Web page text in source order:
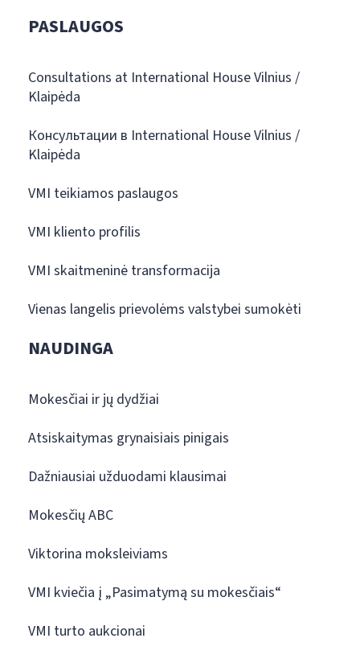
PASLAUGOS
Consultations at International House Vilnius /
Klaipėda
Консультации в International House Vilnius /
Klaipėda
VMI teikiamos paslaugos
VMI kliento profilis
VMI skaitmeninė transformacija
Vienas langelis prievolėms valstybei sumokėti
NAUDINGA
Mokesčiai ir jų dydžiai
Atsiskaitymas grynaisiais pinigais
Dažniausiai užduodami klausimai
Mokesčių ABC
Viktorina moksleiviams
VMI kviečia į „Pasimatymą su mokesčiais“
VMI turto aukcionai